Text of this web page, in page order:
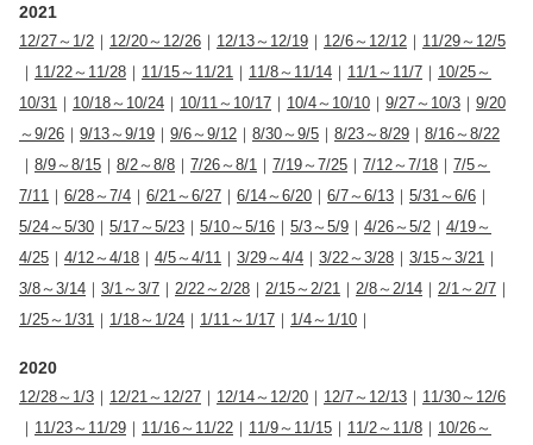
2021
12/27～1/2 ｜ 12/20～12/26 ｜ 12/13～12/19 ｜ 12/6～12/12 ｜ 11/29～12/5
｜ 11/22～11/28 ｜ 11/15～11/21 ｜ 11/8～11/14 ｜ 11/1～11/7 ｜ 10/25～
10/31 ｜ 10/18～10/24 ｜ 10/11～10/17 ｜ 10/4～10/10 ｜ 9/27～10/3 ｜ 9/20
～9/26 ｜ 9/13～9/19 ｜ 9/6～9/12 ｜ 8/30～9/5 ｜ 8/23～8/29 ｜ 8/16～8/22
｜ 8/9～8/15 ｜ 8/2～8/8 ｜ 7/26～8/1 ｜ 7/19～7/25 ｜ 7/12～7/18 ｜ 7/5～
7/11 ｜ 6/28～7/4 ｜ 6/21～6/27 ｜ 6/14～6/20 ｜ 6/7～6/13 ｜ 5/31～6/6 ｜
5/24～5/30 ｜ 5/17～5/23 ｜ 5/10～5/16 ｜ 5/3～5/9 ｜ 4/26～5/2 ｜ 4/19～
4/25 ｜ 4/12～4/18 ｜ 4/5～4/11 ｜ 3/29～4/4 ｜ 3/22～3/28 ｜ 3/15～3/21 ｜
3/8～3/14 ｜ 3/1～3/7 ｜ 2/22～2/28 ｜ 2/15～2/21 ｜ 2/8～2/14 ｜ 2/1～2/7 ｜
1/25～1/31 ｜ 1/18～1/24 ｜ 1/11～1/17 ｜ 1/4～1/10 ｜
2020
12/28～1/3 ｜ 12/21～12/27 ｜ 12/14～12/20 ｜ 12/7～12/13 ｜ 11/30～12/6
｜ 11/23～11/29 ｜ 11/16～11/22 ｜ 11/9～11/15 ｜ 11/2～11/8 ｜ 10/26～